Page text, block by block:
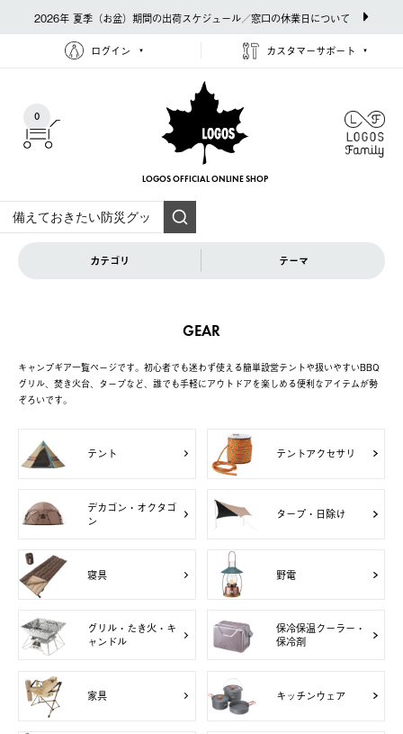
2026年 夏季（お盆）期間の出荷スケジュール／窓口の休業日について
ログイン カスタマーサポート
0
LOGOS OFFICIAL ONLINE SHOP
カテゴリ テーマ
GEAR
キャンプギア一覧ページです。初心者でも迷わず使える簡単設営テントや扱いやすいBBQ
グリル、焚き火台、タープなど、誰でも手軽にアウトドアを楽しめる便利なアイテムが勢
ぞろいです。
テント テントアクセサリ
デカゴン・オクタゴ
ン
タープ・日除け
寝具 野電
グリル・たき火・キ
ャンドル
保冷保温クーラー・
保冷剤
家具 キッチンウェア